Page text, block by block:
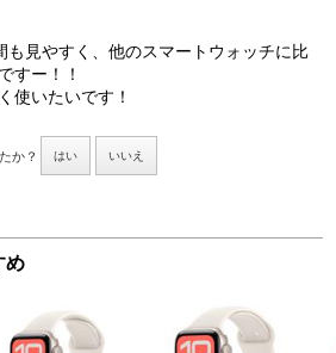
も見やすく、他のスマートウォッチに比
すー！！
使いたいです！
か？ はい いいえ
め